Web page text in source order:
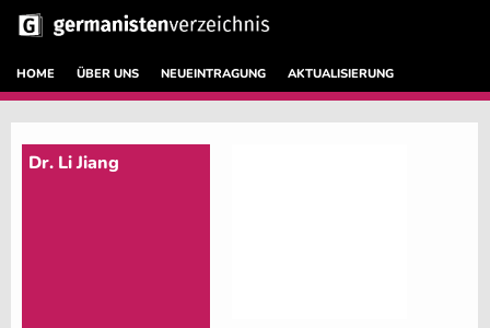
HOME ÜBER UNS NEUEINTRAGUNG AKTUALISIERUNG
Dr. Li Jiang